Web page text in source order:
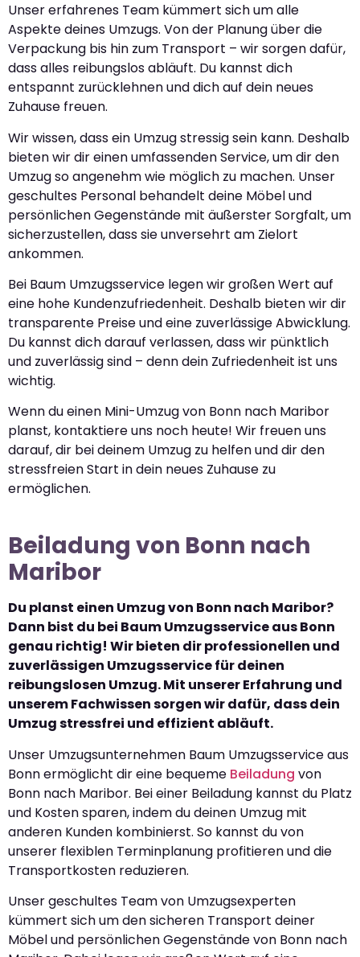
Unser erfahrenes Team kümmert sich um alle
Aspekte deines Umzugs. Von der Planung über die
Verpackung bis hin zum Transport – wir sorgen dafür,
dass alles reibungslos abläuft. Du kannst dich
entspannt zurücklehnen und dich auf dein neues
Zuhause freuen.
Wir wissen, dass ein Umzug stressig sein kann. Deshalb
bieten wir dir einen umfassenden Service, um dir den
Umzug so angenehm wie möglich zu machen. Unser
geschultes Personal behandelt deine Möbel und
persönlichen Gegenstände mit äußerster Sorgfalt, um
sicherzustellen, dass sie unversehrt am Zielort
ankommen.
Bei Baum Umzugsservice legen wir großen Wert auf
eine hohe Kundenzufriedenheit. Deshalb bieten wir dir
transparente Preise und eine zuverlässige Abwicklung.
Du kannst dich darauf verlassen, dass wir pünktlich
und zuverlässig sind – denn dein Zufriedenheit ist uns
wichtig.
Wenn du einen Mini-Umzug von Bonn nach Maribor
planst, kontaktiere uns noch heute! Wir freuen uns
darauf, dir bei deinem Umzug zu helfen und dir den
stressfreien Start in dein neues Zuhause zu
ermöglichen.
Beiladung von Bonn nach
Maribor
Du planst einen Umzug von Bonn nach Maribor?
Dann bist du bei Baum Umzugsservice aus Bonn
genau richtig! Wir bieten dir professionellen und
zuverlässigen Umzugsservice für deinen
reibungslosen Umzug. Mit unserer Erfahrung und
unserem Fachwissen sorgen wir dafür, dass dein
Umzug stressfrei und effizient abläuft.
Unser Umzugsunternehmen Baum Umzugsservice aus
Bonn ermöglicht dir eine bequeme Beiladung von
Bonn nach Maribor. Bei einer Beiladung kannst du Platz
und Kosten sparen, indem du deinen Umzug mit
anderen Kunden kombinierst. So kannst du von
unserer flexiblen Terminplanung profitieren und die
Transportkosten reduzieren.
Unser geschultes Team von Umzugsexperten
kümmert sich um den sicheren Transport deiner
Möbel und persönlichen Gegenstände von Bonn nach